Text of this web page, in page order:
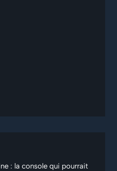
: la console qui pourrait